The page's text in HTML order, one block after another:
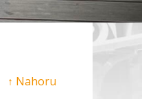
↑ Nahoru